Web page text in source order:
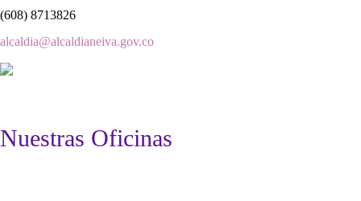
(608) 8713826
alcaldia@alcaldianeiva.gov.co
Nuestras Oficinas